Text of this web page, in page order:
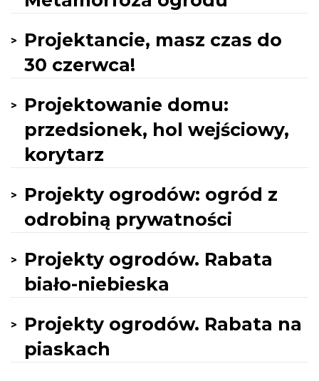
Projektancie, masz czas do
30 czerwca!
Projektowanie domu:
przedsionek, hol wejściowy,
korytarz
Projekty ogrodów: ogród z
odrobiną prywatności
Projekty ogrodów. Rabata
biało-niebieska
Projekty ogrodów. Rabata na
piaskach